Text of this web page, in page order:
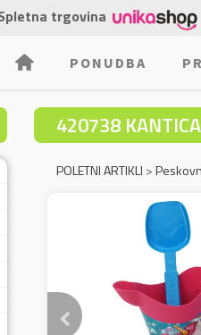
trgovina
PONUDBA
420738
POLETNI ARTIKLI >